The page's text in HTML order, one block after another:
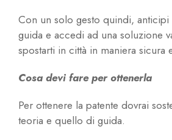
Con un solo gesto quindi,
guida e accedi ad una soluzione
spostarti in città in maniera sicura
Cosa devi fare per ottenerla
Per ottenere la patente dovrai
teoria e quello di guida.